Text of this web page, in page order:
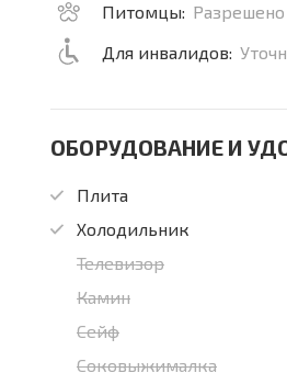
Питомцы: Разрешено
Для инвалидов:
ОБОРУДОВАНИЕ И
Плита
Холодильник
Телевизор
Камин
Сейф
Соковыжималка